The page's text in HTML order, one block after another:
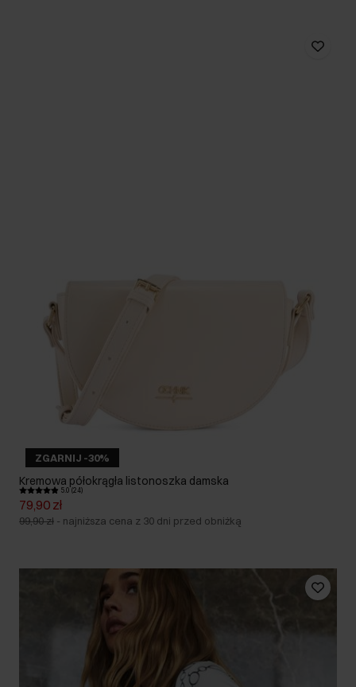
ZGARNIJ -30%
Kremowa półokrągła listonoszka damska
5.0 (24)
79,90 zł
99,90 zł - najniższa cena z 30 dni przed obniżką